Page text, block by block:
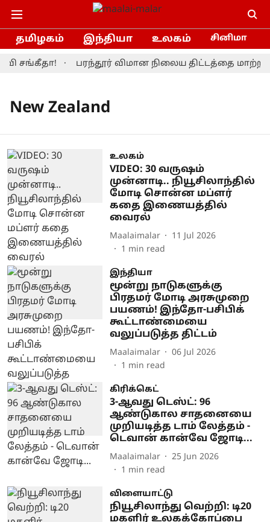
தமிழகம் இந்தியா உலகம் சினிமா
சங்கீதா! பரந்தூர் விமான நிலைய திட்டத்தை
New Zealand
உலகம்
VIDEO: 30 வருஷம்
முன்னாடி.. நியூசிலாந்தில்
மோடி சொன்ன மப்ளர்
கதை இணையத்தில்
வைரல்
Maalaimalar
11 Jul 2026
1 min read
இந்தியா
மூன்று நாடுகளுக்கு
பிரதமர் மோடி அரசுமுறை
பயணம்! இந்தோ-பசிபிக்
கூட்டாண்மையை
வலுப்படுத்த திட்டம்
Maalaimalar
06 Jul 2026
1 min read
கிரிக்கெட்
3-ஆவது டெஸ்ட்: 96
ஆண்டுகால சாதனையை
முறியடித்த டாம் லேத்தம் -
டெவான் கான்வே ஜோடி...
Maalaimalar
25 Jun 2026
1 min read
விளையாட்டு
நியூசிலாந்து வெற்றி: டி20
மகளிர் உலகக்கோப்பை